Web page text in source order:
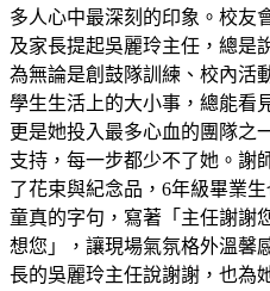
多人心中最深刻的印象。校友
及家長提起吳麗玲主任，總是
為無論是創鼓隊訓練、校內活
學生生活上的大小事，總能看
更是她投入最多心血的團隊之
支持，每一步都少不了她。謝
了花束與紀念品，6年級畢業
童真的字句，寫著「主任謝謝
想您」，讓現場氣氛格外溫馨
長的吳麗玲主任說謝謝，也為